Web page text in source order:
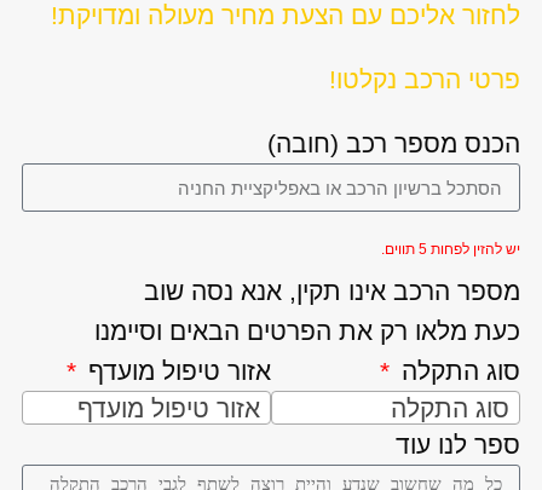
לחזור אליכם עם הצעת מחיר מעולה ומדויקת!
פרטי הרכב נקלטו!
הכנס מספר רכב (חובה)
יש להזין לפחות 5 תווים.
מספר הרכב אינו תקין, אנא נסה שוב
כעת מלאו רק את הפרטים הבאים וסיימנו
סוג התקלה
סוג התקלה
אזור טיפול מועדף
אזור טיפול מועדף
ספר לנו עוד